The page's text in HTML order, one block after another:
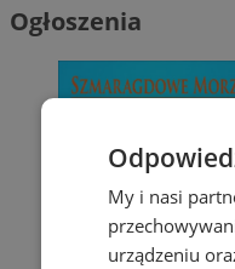
Ogłoszenia
My i nasi
urządzeniu